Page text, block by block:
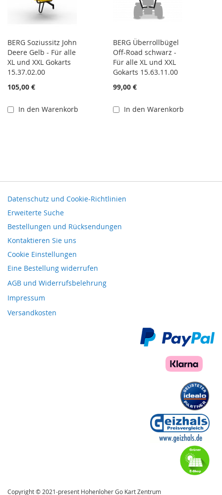
BERG Soziussitz John
Deere Gelb - Für alle
XL und XXL Gokarts
15.37.02.00
105,00 €
In den Warenkorb
BERG Überrollbügel
Off-Road schwarz -
Für alle XL und XXL
Gokarts 15.63.11.00
99,00 €
In den Warenkorb
Datenschutz und Cookie-Richtlinien
Erweiterte Suche
Bestellungen und Rücksendungen
Kontaktieren Sie uns
Cookie Einstellungen
Eine Bestellung widerrufen
AGB und Widerrufsbelehrung
Impressum
Versandkosten
Copyright © 2021-present Hohenloher Go Kart Zentrum